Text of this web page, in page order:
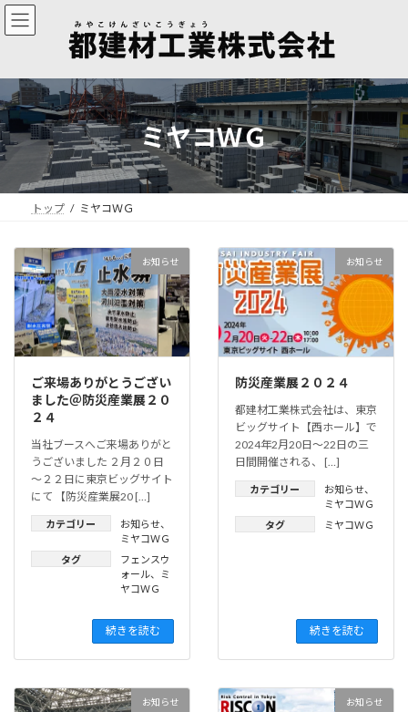
コ
ン
ツ
へ
ス
キ
ッ
ナ
ビ
シ
ョ
ン
に
移
ミヤコＷＧ
トップ ミヤコＷＧ
お知らせ
ご来場ありがとうござい
ました＠防災産業展２０
２４
当社ブースへご来場ありがと
うございました ２月２０日
～２２日に東京ビッグサイト
にて 【防災産業展20 […]
カテゴリー お知らせ、
ミヤコＷＧ
タグ
フェンスウ
ォール、
ミ
ヤコＷＧ
続きを読む
お知らせ
防災産業展２０２４
都建材工業株式会社は、東京
ビッグサイト【西ホール】で
2024年2月20日～22日の三
日間開催される、 […]
カテゴリー お知らせ、
ミヤコＷＧ
タグ
ミヤコＷＧ
続きを読む
お知らせ お知らせ